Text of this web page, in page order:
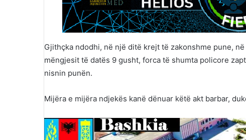
Gjithçka ndodhi, në një ditë krejt të zakonshme pune,
mëngjesit të datës 9 gusht, forca të shumta policore
nisnin punën.
Mijëra e mijëra ndjekës kanë dënuar këtë akt barbar,